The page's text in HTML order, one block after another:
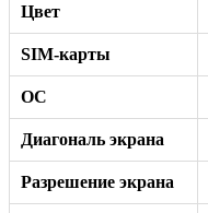
Цвет
SIM-карты
ОС
Диагональ экрана
Разрешение экрана